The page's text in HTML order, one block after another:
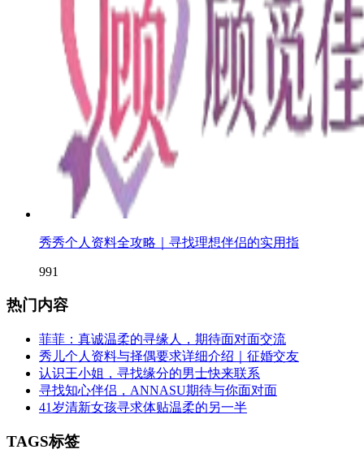
秀秀个人资料全攻略｜寻找理想伴侣的实用指
991
热门内容
菲菲：真诚温柔的寻缘人，期待面对面交流
秀儿个人资料与择偶要求详细介绍｜征婚交友
认识王小姐，寻找缘分的男士快来联系
寻找知心伴侣，ANNASU期待与你面对面
41岁清新女孩寻求体贴温柔的另一半
TAGS标签